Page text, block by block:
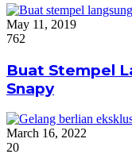
May 11, 2019
762
Buat Stempel
Snapy
March 16, 2022
20